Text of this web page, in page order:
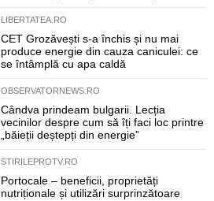
LIBERTATEA.RO
CET Grozăvești s-a închis și nu mai
produce energie din cauza caniculei: ce
se întâmplă cu apa caldă
OBSERVATORNEWS.RO
Cândva prindeam bulgarii. Lecția
vecinilor despre cum să îți faci loc printre
„băieții deștepți din energie”
STIRILEPROTV.RO
Portocale – beneficii, proprietăți
nutriționale și utilizări surprinzătoare